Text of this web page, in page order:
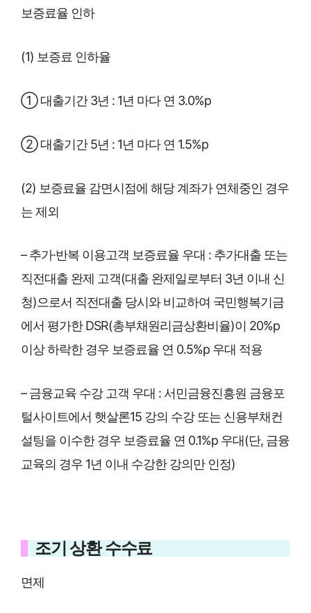
보증료율 인하
(1) 보증료 인하율
① 대출기간 3년 : 1년 마다 연 3.0%p
② 대출기간 5년 : 1년 마다 연 1.5%p
(2) 보증료율 감면시점에 해당 계좌가 연체중인 경우
는 제외
– 추가·반복 이용고객 보증료율 우대 : 추가대출 또는
직전대출 완제 고객(대출 완제일로부터 3년 이내 신
청)으로서 직전대출 당시와 비교하여 국민행복기금
에서 평가한 DSR(총부채원리금상환비율)이 20%p
이상 하락한 경우 보증료율 연 0.5%p 우대 적용
– 금융교육 수강 고객 우대 : 서민금융진흥원 금융포
털사이트에서 햇살론15 강의 수강 또는 신용부채컨
설팅을 이수한 경우 보증료율 연 0.1%p 우대(단, 금융
교육의 경우 1년 이내 수강한 강의만 인정)
조기 상환 수수료
면제